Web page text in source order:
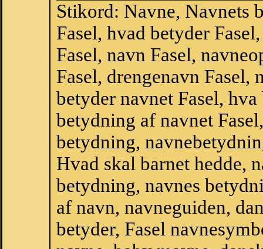
Stikord: Navne, Navnets
Fasel, hvad betyder
Fasel, navn Fasel,
Fasel, drengenavn Fasel,
betyder navnet Fasel,
betydning af navnet
betydning,
Hvad skal barnet hedde,
betydning, navnes
af navn, navneguiden,
betyder, Fasel